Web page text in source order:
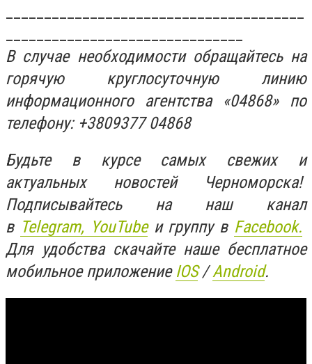
В случае необходимости обращайтесь на
горячую круглосуточную линию
информационного агентства «04868» по
телефону: +3809377 04868
Будьте в курсе самых свежих и
актуальных новостей Черноморска!
Подписывайтесь на наш канал
в Telegram, YouTubeи группу в Facebook.
Для удобства скачайте наше бесплатное
мобильное приложение IOS/Android.